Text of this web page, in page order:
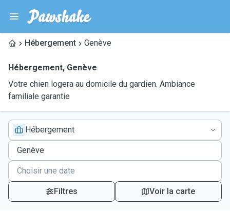
Hébergement Genève
Hébergement, Genève
Votre chien logera au domicile du gardien. Ambiance
familiale garantie
Hébergement
Filtres Voir la carte